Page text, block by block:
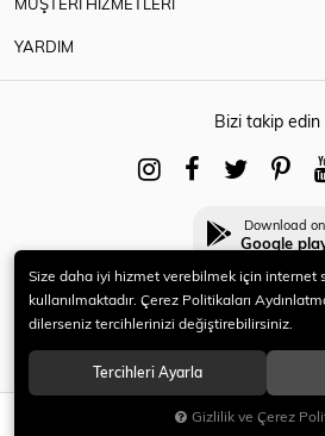
SEPETE EKLE
YARDIM
Bizi takip edin
Download on
Google
© 2021 HERYENİ. Tüm
Size daha iyi hizmet verebilmek için internet
kullanılmaktadır. Çerez Politikaları
dilerseniz tercihlerinizi değiştirebilirsiniz.
Tercihleri Ayarla
Gizlilik ve Çerez